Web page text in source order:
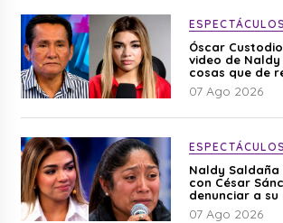
ESPECTÁCULOS
Óscar
video de Naldy
cosas que de
editado”
07 Ago 2026
ESPECTÁCULOS
Naldy
con César
denunciar a su
difamación”
07 Ago 2026